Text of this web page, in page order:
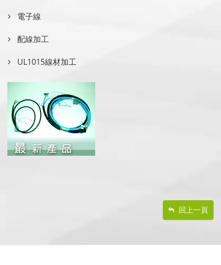
電子線
配線加工
UL1015線材加工
回上一頁